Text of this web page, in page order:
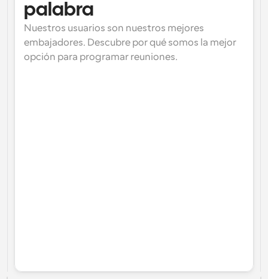
palabra
Nuestros usuarios son nuestros mejores
embajadores. Descubre por qué somos la mejor
opción para programar reuniones.